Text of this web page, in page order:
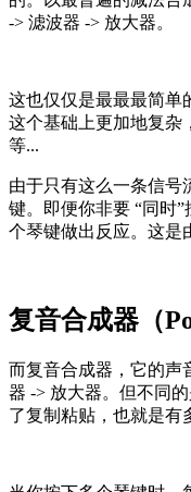
-> 滤波器 -> 放大器。
这也仅仅是最最最简单
这个基础上更加地复杂
等...
由于只有这么一条信号
键。即便你非要 “同时
个琴键做出反应。这是
复音合成器（
而复音合成器，它的声
器 -> 放大器。但不同
了复制粘贴，也就是有